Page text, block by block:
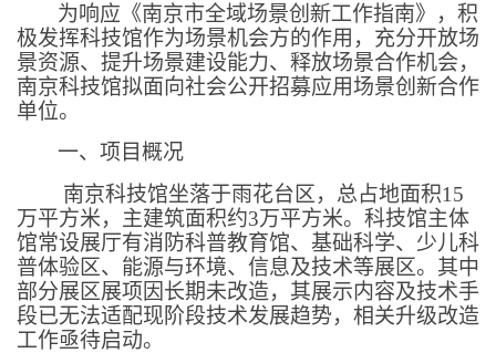
为响应《南京市全域场景创新工作指南》，积
极发挥科技馆作为场景机会方的作用，充分开放场
景资源、提升场景建设能力、释放场景合作机会，
南京科技馆拟面向社会公开招募应用场景创新合作
单位。
一、项目概况
南京科技馆坐落于雨花台区，总占地面积15
万平方米，主建筑面积约3万平方米。科技馆主体
馆常设展厅有消防科普教育馆、基础科学、少儿科
普体验区、能源与环境、信息及技术等展区。其中
部分展区展项因长期未改造，其展示内容及技术手
段已无法适配现阶段技术发展趋势，相关升级改造
工作亟待启动。